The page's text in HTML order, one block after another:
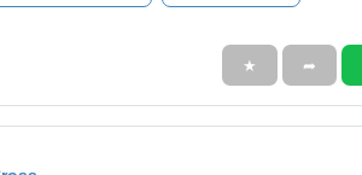
★ ➦